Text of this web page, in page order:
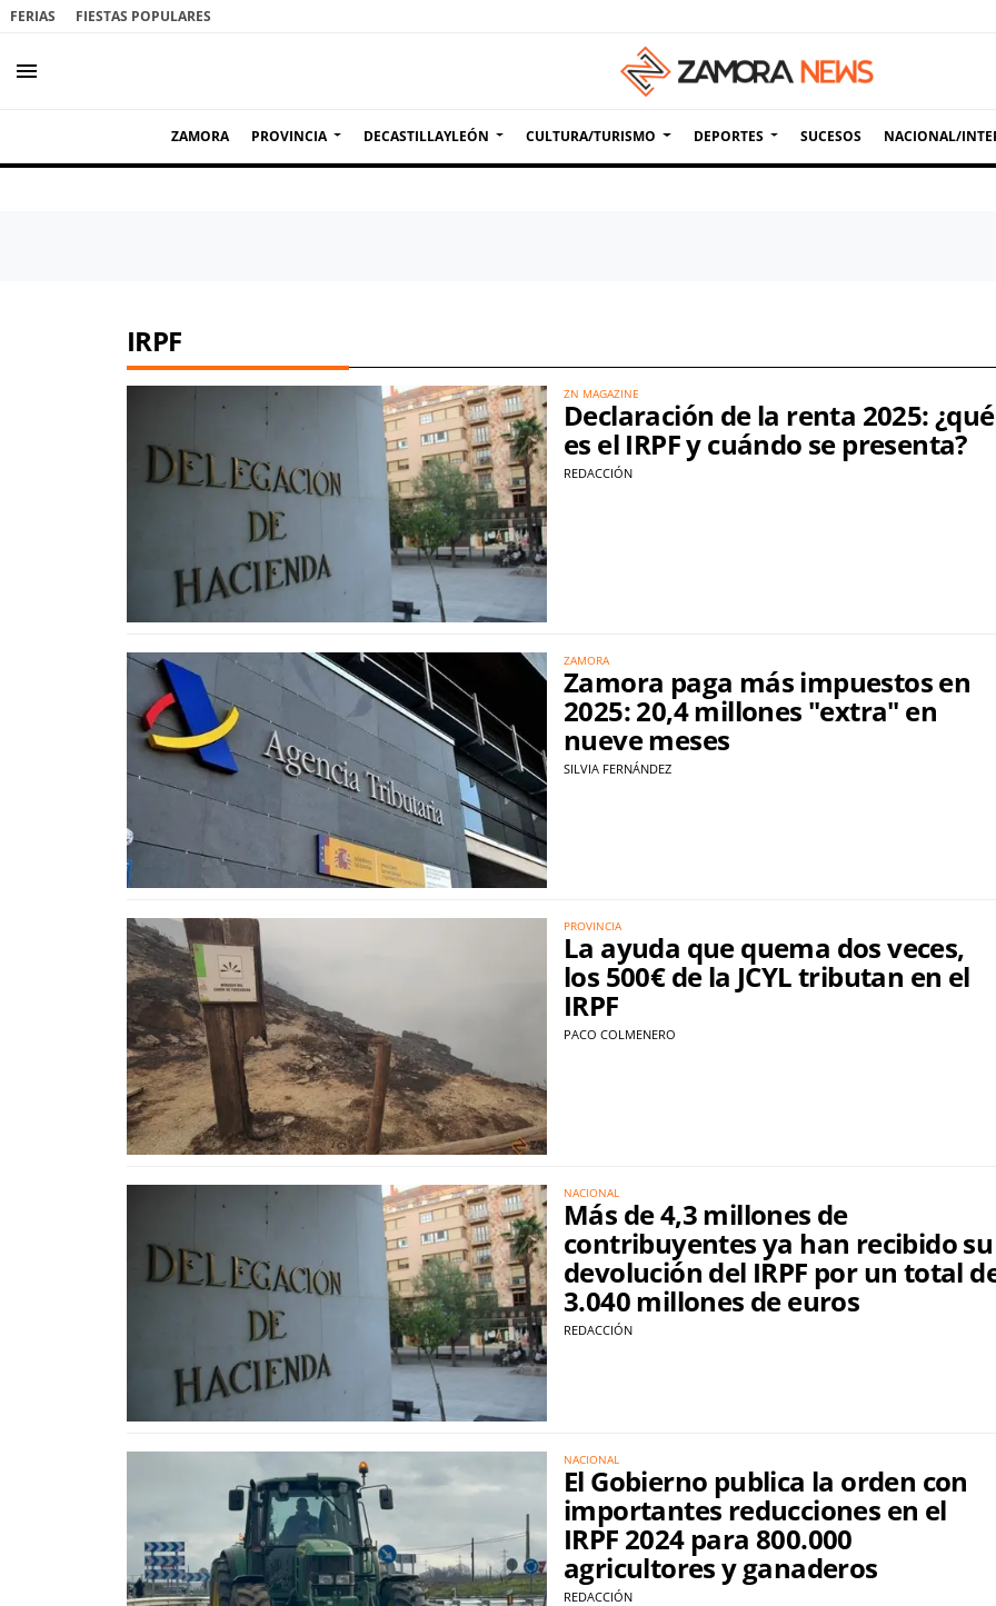
FERIAS FIESTAS POPULARES
menu
ZAMORA PROVINCIA DECASTILLAYLEÓN CULTURA/TURISMO DEPORTES SUCESOS NACIONAL/
IRPF
ZN MAGAZINE
Declaración de la renta 2025: ¿qué
es el IRPF y cuándo se presenta?
REDACCIÓN
ZAMORA
Zamora paga más impuestos en
2025: 20,4 millones "extra" en
nueve meses
SILVIA FERNÁNDEZ
PROVINCIA
La ayuda que quema dos veces,
los 500€ de la JCYL tributan en el
IRPF
PACO COLMENERO
NACIONAL
Más de 4,3 millones de
contribuyentes ya han recibido su
devolución del IRPF por un total
3.040 millones de euros
REDACCIÓN
NACIONAL
El Gobierno publica la orden con
importantes reducciones en el
IRPF 2024 para 800.000
agricultores y ganaderos
REDACCIÓN